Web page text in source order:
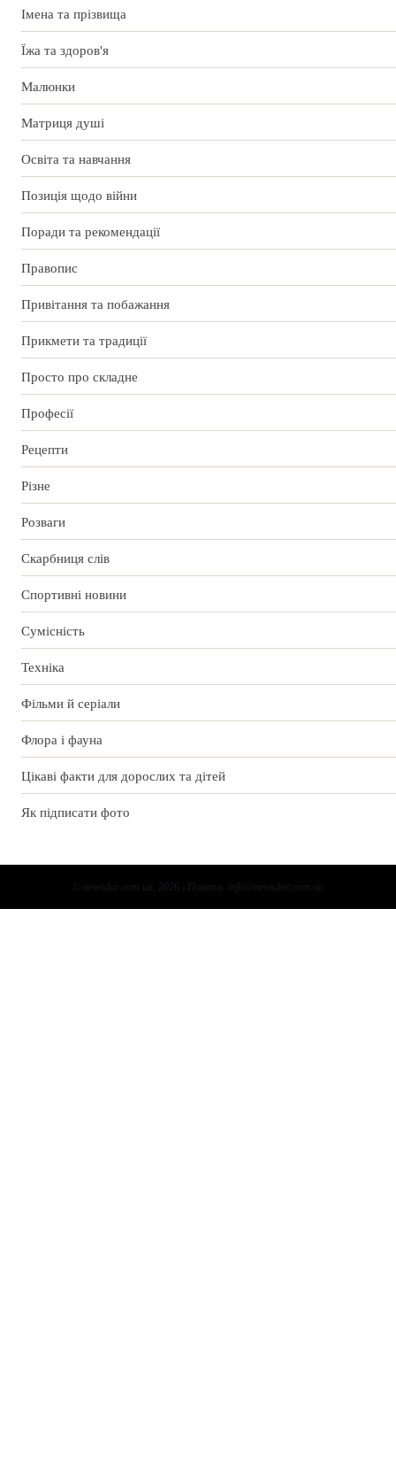
Імена та прізвища
Їжа та здоров'я
Малюнки
Матриця душі
Освіта та навчання
Позиція щодо війни
Поради та рекомендації
Правопис
Привітання та побажання
Прикмети та традиції
Просто про складне
Професії
Рецепти
Різне
Розваги
Скарбниця слів
Спортивні новини
Сумісність
Техніка
Фільми й серіали
Флора і фауна
Цікаві факти для дорослих та дітей
Як підписати фото
© newsdoc.com.ua, 2026 | Пошта: info@newsdoc.com.ua